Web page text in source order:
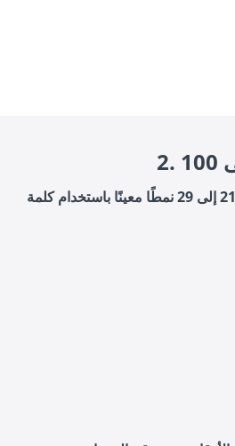
تتبع الأرقام من 21 إلى 29 نمطًا معينًا باستخدام كلمة "veinti-